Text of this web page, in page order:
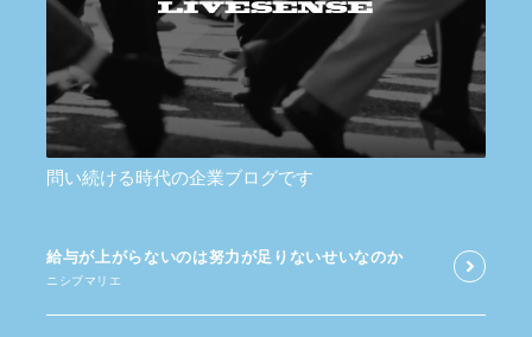
問い続ける時代の企業ブログです
給与が​上がらないのは​努力が​足りないせいなのか
ニシブマリエ